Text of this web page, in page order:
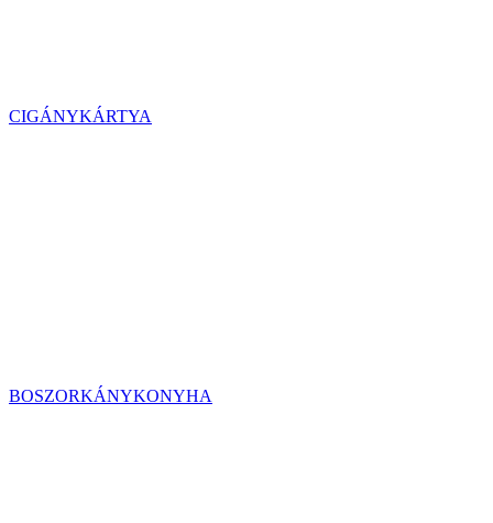
CIGÁNYKÁRTYA
BOSZORKÁNYKONYHA